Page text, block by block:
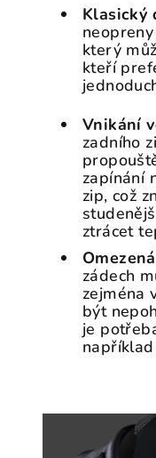
Klasický
který
kteří
Vnikání
zadního
zapínání
zip, což
ztrácet
zádech
zejména
být
je